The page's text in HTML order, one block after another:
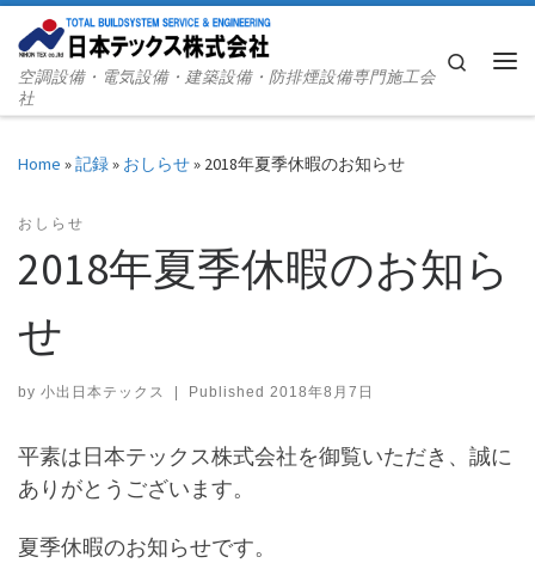
Skip to content
空調設備・電気設備・建築設備・防排煙設備専門施工会
社
Search
Home »記録» おしらせ» 2018年夏季休暇のお知らせ
おしらせ
2018年夏季休暇のお知ら
せ
by 小出日本テックス | Published 2018年8月7日
平素は日本テックス株式会社を御覧いただき、誠に
ありがとうございます。
夏季休暇のお知らせです。